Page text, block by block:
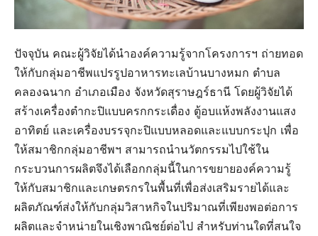
ปัจจุบัน คณะผู้วิจัยได้นำองค์ความรู้จากโครงการฯ ถ่ายทอด
ให้กับกลุ่มอาชีพแปรรูปอาหารทะเลบ้านบางหมก ตำบล
คลองฉนาก อำเภอเมือง จังหวัดสุราษฎร์ธานี โดยผู้วิจัยได้
สร้างเครื่องตำกะปิแบบครกกระเดื่อง ตู้อบแห้งพลังงานแสง
อาทิตย์ และเครื่องบรรจุกะปิแบบหลอดและแบบกระปุก เพื่อ
ให้สมาชิกกลุ่มอาชีพฯ สามารถนำนวัตกรรมไปใช้ใน
กระบวนการผลิตจึงได้เลือกกลุ่มนี้ในการขยายองค์ความรู้
ให้กับสมาชิกและเกษตรกรในพื้นที่เพื่อส่งเสริมรายได้และ
ผลิตภัณฑ์ส่งให้กับกลุ่มวิสาหกิจในปริมาณที่เพียงพอต่อการ
ผลิตและจำหน่ายในเชิงพาณิชย์ต่อไป สำหรับท่านใดที่สนใจ